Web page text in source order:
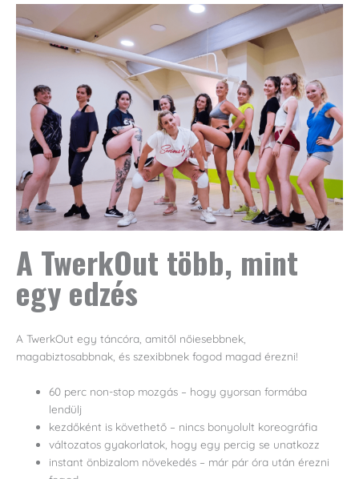
A TwerkOut több, mint
egy edzés
A TwerkOut egy táncóra, amitől nőiesebbnek,
magabiztosabbnak, és szexibbnek fogod magad érezni!
60 perc non-stop mozgás – hogy gyorsan formába
lendülj
kezdőként is követhető – nincs bonyolult koreográfia
változatos gyakorlatok, hogy egy percig se unatkozz
instant önbizalom növekedés – már pár óra után érezni